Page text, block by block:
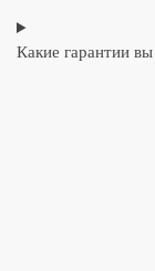
Какие гарантии вы